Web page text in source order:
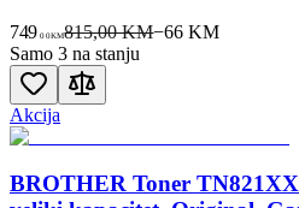
749 00KM815,00 KM−66 KM
Samo 3 na stanju
Akcija
BROTHER Toner